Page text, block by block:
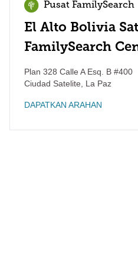
Pusat FamilySearch
El Alto Bolivia
FamilySearch
Plan 328 Calle A Esq. B #400
Ciudad Satelite
La Paz
DAPATKAN ARAHAN